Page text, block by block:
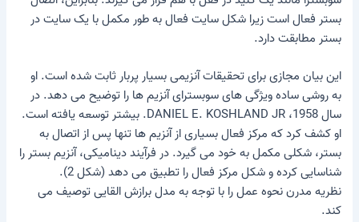
بستر فعال است زیرا شکل سایت فعال به طور مکمل با یک سایت در
بستر مطابقت دارد.
این بیان مجازی برای تحقیقات آنزیمی بسیار پربار ثابت شده است. او
به روشی ساده ویژگی های سوبسترای آنزیم ها را توضیح می دهد. در
سال 1958، DANIEL E. KOSHLAND JR. بیشتر توسعه یافته است.
او کشف کرد که مرکز فعال بسیاری از آنزیم ها تنها پس از اتصال به
بستر، شکلی مکمل به خود می گیرد. در فرآیند دینامیکی، آنزیم بستر را
شناسایی کرده و شکل مرکز فعال را تطبیق می دهد (شکل 2).
نظریه مدرن نحوه عمل را با توجه به مدل برازش القایی توصیف می
کند.